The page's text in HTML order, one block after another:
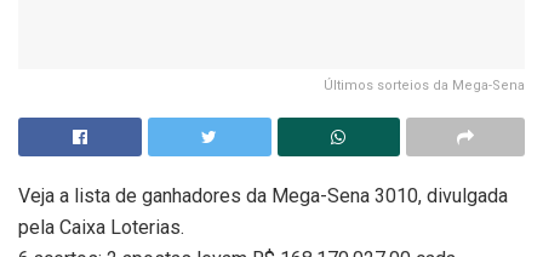
Últimos sorteios da Mega-Sena
Veja a lista de ganhadores da Mega-Sena 3010, divulgada
pela Caixa Loterias.